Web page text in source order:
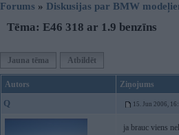
Forums » Diskusijas par BMW
Tēma: E46 318 ar 1.9 benzīns
Jauna tēma Atbildēt
Autors Ziņojums
Q 15. Jun 2006,
ja brauc viens